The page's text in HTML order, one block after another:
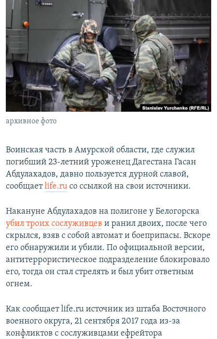
поискуСЕВЕР.РЕАЛИИ
СИБИРЬ.РЕАЛИИ
РАСПИСАНИЕ ВЕЩАНИЯ
ПОДПИШИТЕСЬ НА РАССЫЛКУ
СОЦИАЛЬНЫЕ СЕТИ
Все сайты РСЕ/РС
архивное фото
Воинская часть в Амурской области, где служил
погибший 23-летний уроженец Дагестана Гасан
Абдулахадов, давно пользуется дурной славой,
сообщаетlife.ru со ссылкой на свои источники.
Накануне Абдулахадов на полигоне у Белогорска
убил троих сослуживцев и ранил двоих, после чего
скрылся, взяв с собой автомат и боеприпасы. Вскоре
его обнаружили и убили. По официальной версии,
антитеррористическое подразделение блокировало
его, тогда он стал стрелять и был убит ответным
огнем.
Как сообщает life.ru источник из штаба Восточного
военного округа, 21 сентября 2017 года из-за
конфликтов с сослуживцами ефрейтора